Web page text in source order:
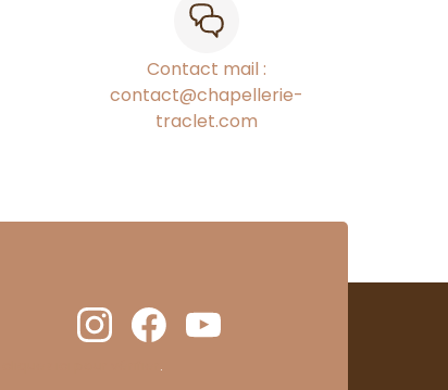
Contact mail :
contact@chapellerie-
traclet.com
.